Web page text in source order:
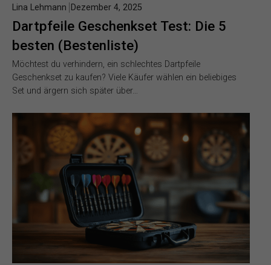
Dartpfeile Geschenkset Test: Die 5
besten (Bestenliste)
Lina Lehmann Dezember 4, 2025
Möchtest du verhindern, ein schlechtes Dartpfeile
Geschenkset zu kaufen? Viele Käufer wählen ein beliebiges
Set und ärgern sich später über…